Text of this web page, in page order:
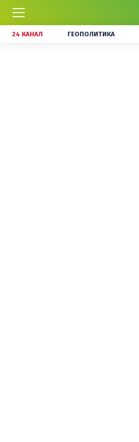
24 КАНАЛ ГЕОПОЛИТИКА